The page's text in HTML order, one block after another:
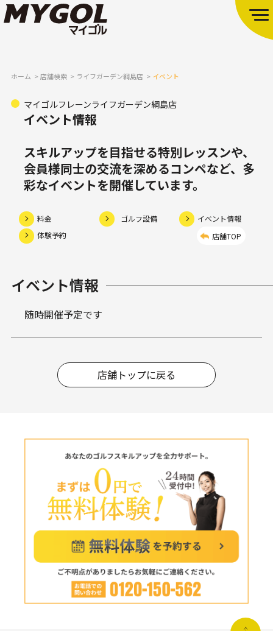
ホーム 店舗検索 ライフガーデン綱島店 イベント
マイゴルフレーンライフガーデン綱島店
イベント情報
スキルアップを目指せる特別レッスンや、
会員様同士の交流を深めるコンペなど、多
彩なイベントを開催しています。
料金 ゴルフ設備
イベント情報
体験予約
店舗TOP
イベント情報
随時開催予定です
店舗トップに戻る